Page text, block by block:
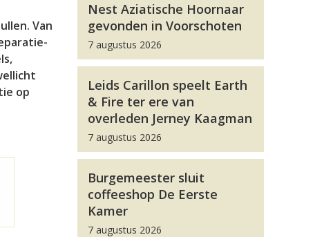
Van
op
Nest Aziatische Hoornaar
gevonden in Voorschoten
7 augustus 2026
Leids Carillon speelt Earth
& Fire ter ere van
overleden Jerney Kaagman
7 augustus 2026
Burgemeester sluit
coffeeshop De Eerste
Kamer
7 augustus 2026